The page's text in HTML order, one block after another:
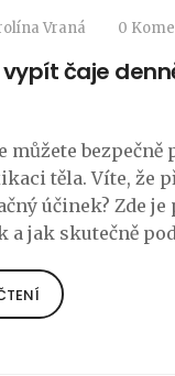
Vraná 0
čaje
můžete bezpečně
těla. Víte, že
účinek? Zde je
a jak skutečně